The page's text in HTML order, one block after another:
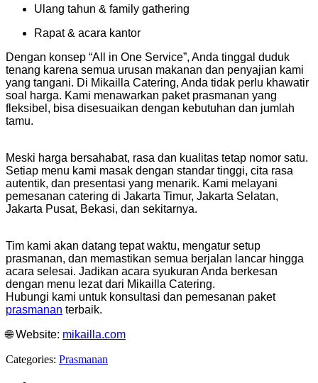
Ulang tahun & family gathering
Rapat & acara kantor
Dengan konsep “All in One Service”, Anda tinggal duduk
tenang karena semua urusan makanan dan penyajian kami
yang tangani. Di Mikailla Catering, Anda tidak perlu khawatir
soal harga. Kami menawarkan paket prasmanan yang
fleksibel, bisa disesuaikan dengan kebutuhan dan jumlah
tamu.
Meski harga bersahabat, rasa dan kualitas tetap nomor satu.
Setiap menu kami masak dengan standar tinggi, cita rasa
autentik, dan presentasi yang menarik. Kami melayani
pemesanan catering di Jakarta Timur, Jakarta Selatan,
Jakarta Pusat, Bekasi, dan sekitarnya.
Tim kami akan datang tepat waktu, mengatur setup
prasmanan, dan memastikan semua berjalan lancar hingga
acara selesai. Jadikan acara syukuran Anda berkesan
dengan menu lezat dari Mikailla Catering.
Hubungi kami untuk konsultasi dan pemesanan paket
prasmanan terbaik.
🌐 Website: mikailla.com
Categories: Prasmanan